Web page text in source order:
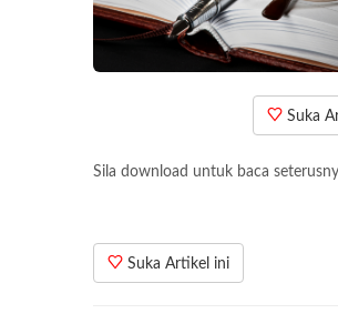
Suka
Sila download untuk baca
Suka Artikel ini